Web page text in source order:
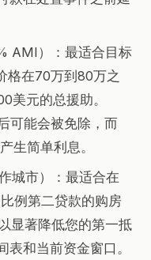
AMI）：最适合目标
格在70万到80万之
美元的总援助。
可能会被免除，而
生简单利息。
城市）：最适合在
例第二贷款的购房
显著降低您的第一抵
和当前资金窗口。